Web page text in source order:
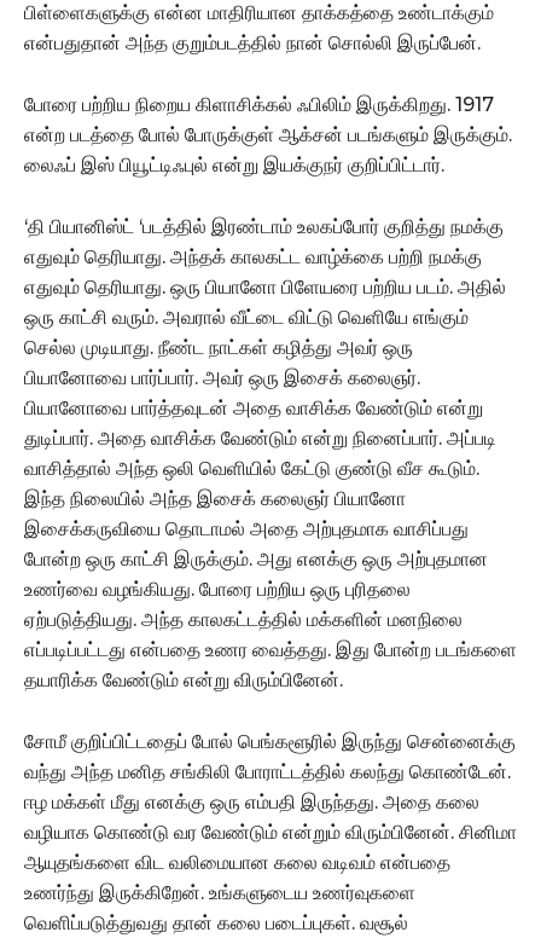
பிள்ளைகளுக்கு என்ன மாதிரியான தாக்கத்தை உண்டாக்கும்
என்பதுதான் அந்த குறும்படத்தில் நான் சொல்லி இருப்பேன்.
போரை பற்றிய நிறைய கிளாசிக்கல் ஃபிலிம் இருக்கிறது. 1917
என்ற படத்தை போல் போருக்குள் ஆக்சன் படங்களும் இருக்கும்.
லைஃப் இஸ் பியூட்டிஃபுல் என்று இயக்குநர் குறிப்பிட்டார்.
‘தி பியானிஸ்ட் ‘படத்தில் இரண்டாம் உலகப்போர் குறித்து நமக்கு
எதுவும் தெரியாது. அந்தக் காலகட்ட வாழ்க்கை பற்றி நமக்கு
எதுவும் தெரியாது. ஒரு பியானோ பிளேயரை பற்றிய படம். அதில்
ஒரு காட்சி வரும். அவரால் வீட்டை விட்டு வெளியே எங்கும்
செல்ல முடியாது. நீண்ட நாட்கள் கழித்து அவர் ஒரு
பியானோவை பார்ப்பார். அவர் ஒரு இசைக் கலைஞர்.
பியானோவை பார்த்தவுடன் அதை வாசிக்க வேண்டும் என்று
துடிப்பார். அதை வாசிக்க வேண்டும் என்று நினைப்பார். அப்படி
வாசித்தால் அந்த ஒலி வெளியில் கேட்டு குண்டு வீச கூடும்.
இந்த நிலையில் அந்த இசைக் கலைஞர் பியானோ
இசைக்கருவியை தொடாமல் அதை அற்புதமாக வாசிப்பது
போன்ற ஒரு காட்சி இருக்கும்.‌ அது எனக்கு ஒரு அற்புதமான
உணர்வை வழங்கியது. போரை பற்றிய ஒரு புரிதலை
ஏற்படுத்தியது. அந்த காலகட்டத்தில் மக்களின் மனநிலை
எப்படிப்பட்டது என்பதை உணர வைத்தது.‌ இது போன்ற படங்களை
தயாரிக்க வேண்டும் என்று விரும்பினேன்.
சோமீ குறிப்பிட்டதைப் போல் பெங்களூரில் இருந்து சென்னைக்கு
வந்து அந்த மனித சங்கிலி போராட்டத்தில் கலந்து கொண்டேன்.
ஈழ மக்கள் மீது எனக்கு ஒரு எம்பதி இருந்தது. அதை கலை
வழியாக கொண்டு வர வேண்டும் என்றும் விரும்பினேன். சினிமா
ஆயுதங்களை விட வலிமையான கலை வடிவம் என்பதை
உணர்ந்து இருக்கிறேன்.‌ உங்களுடைய உணர்வுகளை
வெளிப்படுத்துவது தான் கலை படைப்புகள். வசூல்